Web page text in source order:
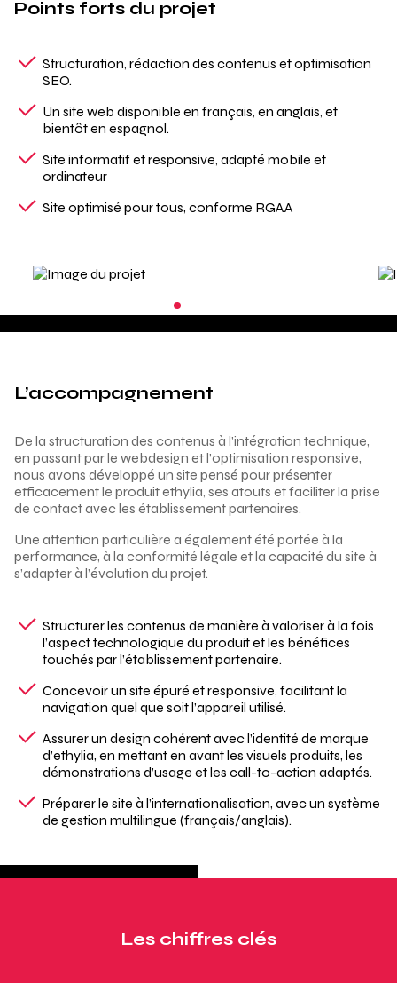
Points forts du projet
Structuration, rédaction des contenus et optimisation
SEO.
Un site web disponible en français, en anglais, et
bientôt en espagnol.
Site informatif et responsive, adapté mobile et
ordinateur
Site optimisé pour tous, conforme RGAA
L’accompagnement
De la structuration des contenus à l’intégration technique,
en passant par le webdesign et l’optimisation responsive,
nous avons développé un site pensé pour présenter
efficacement le produit ethylia, ses atouts et faciliter la prise
de contact avec les établissement partenaires.
Une attention particulière a également été portée à la
performance, à la conformité légale et la capacité du site à
s’adapter à l’évolution du projet.
Structurer les contenus de manière à valoriser à la fois
l’aspect technologique du produit et les bénéfices
touchés par l’établissement partenaire.
Concevoir un site épuré et responsive, facilitant la
navigation quel que soit l’appareil utilisé.
Assurer un design cohérent avec l’identité de marque
d’ethylia, en mettant en avant les visuels produits, les
démonstrations d’usage et les call-to-action adaptés.
Préparer le site à l’internationalisation, avec un système
de gestion multilingue (français/anglais).
Les chiffres clés